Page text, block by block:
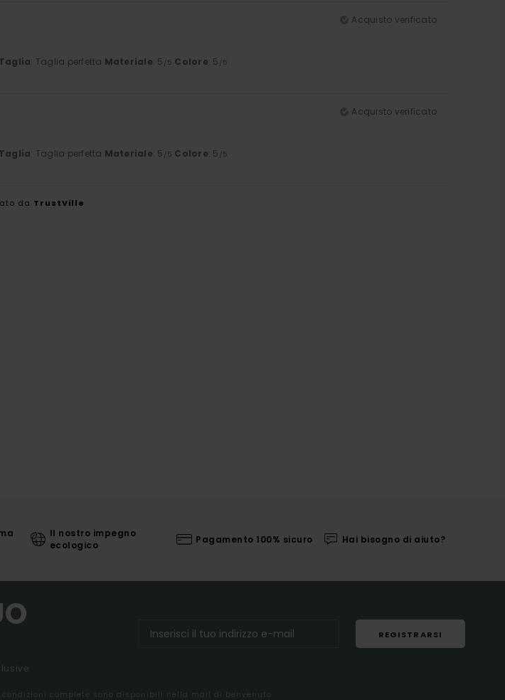
Acquisto verificato
Taglia: Taglia perfetta Materiale: 5 /5 Colore: 5 /5
Acquisto verificato
Taglia: Taglia perfetta Materiale: 5 /5 Colore: 5 /5
da TrustVille
Il nostro impegno
ecologico
Pagamento 100% sicuro Hai bisogno di aiuto?
REGISTRARSI
complete sono disponibili nella mail di benvenuto